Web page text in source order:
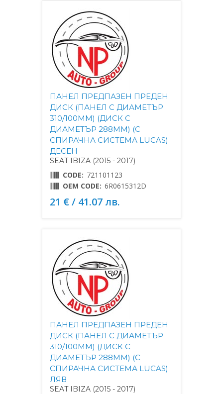
ПАНЕЛ ПРЕДПАЗЕН ПРЕДЕН
ДИСК (ПАНЕЛ С ДИАМЕТЪР
310/100MM) (ДИСК С
ДИАМЕТЪР 288MM) (С
СПИРАЧНА СИСТЕМА LUCAS)
ДЕСЕН
SEAT IBIZA (2015 - 2017)
CODE: 721101123
OEM CODE: 6R0615312D
21 € / 41.07 лв.
ПАНЕЛ ПРЕДПАЗЕН ПРЕДЕН
ДИСК (ПАНЕЛ С ДИАМЕТЪР
310/100MM) (ДИСК С
ДИАМЕТЪР 288MM) (С
СПИРАЧНА СИСТЕМА LUCAS)
ЛЯВ
SEAT IBIZA (2015 - 2017)